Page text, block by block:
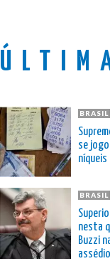
BRASIL
se
níqueis
BRASIL
nesta
Buzzi